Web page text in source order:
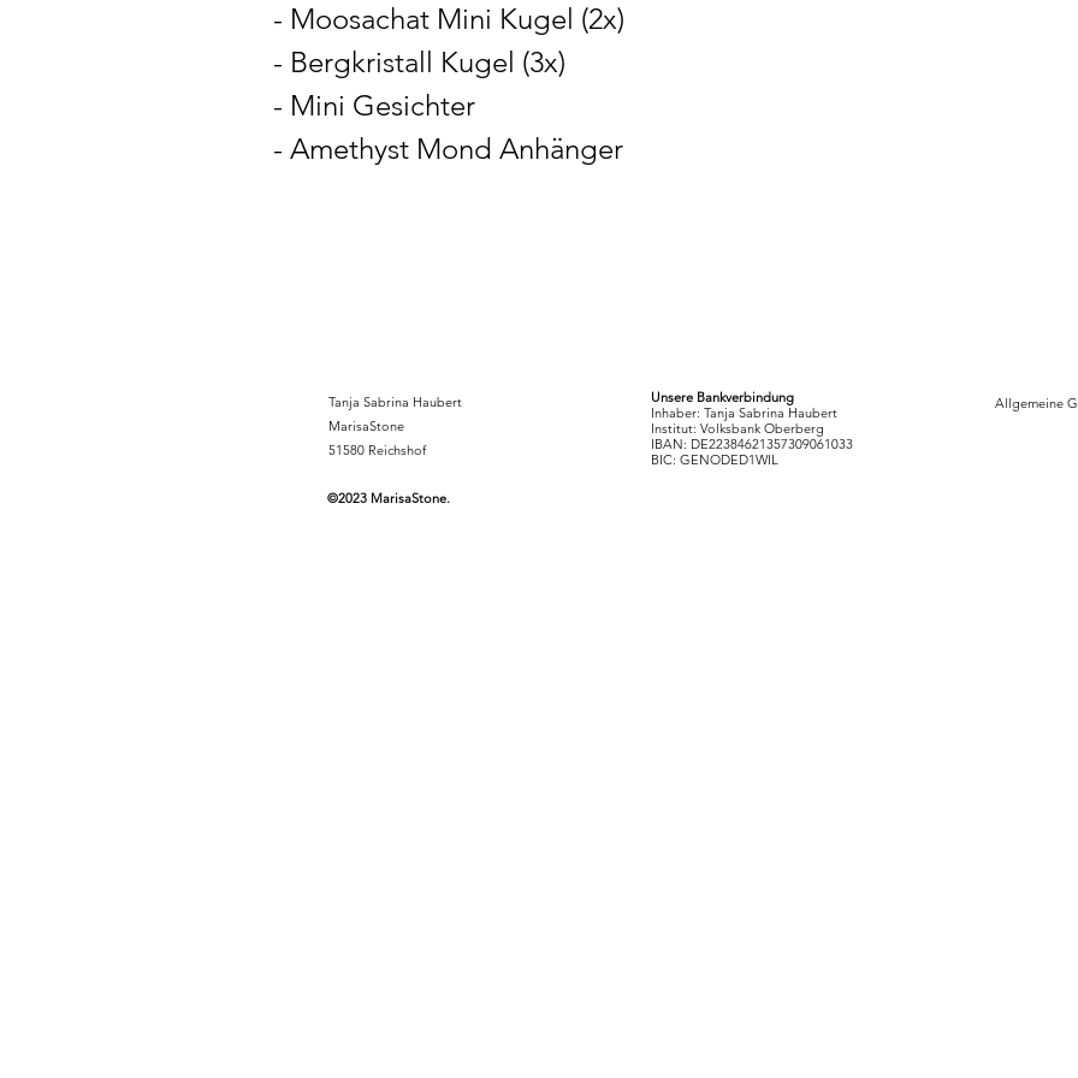
- Moosachat Mini Kugel (2x)
- Bergkristall Kugel (3x)
- Mini Gesichter
- Amethyst Mond Anhänger
Tanja Sabrina Haubert
MarisaStone
51580 Reichshof
Unsere Bankverbindung
Inhaber: Tanja Sabrina Haubert
Institut: Volksbank Oberberg
IBAN: DE22384621357309061033
BIC: GENODED1WIL
©2023 MarisaStone.
Allgemeine